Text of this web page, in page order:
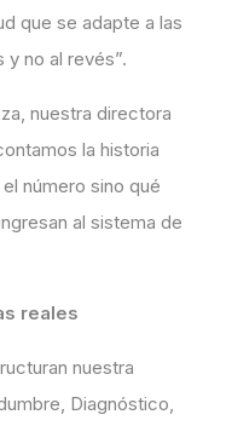
que se adapte a las
no al revés”.
, nuestra directora
la historia
número sino qué
al sistema de
reales
nuestra
Diagnóstico,